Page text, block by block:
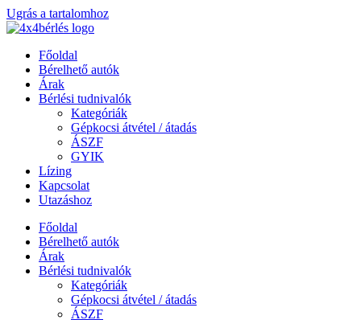
Ugrás a tartalomhoz
Főoldal
Bérelhető autók
Árak
Bérlési tudnivalók
Kategóriák
Gépkocsi átvétel / átadás
ÁSZF
GYIK
Lízing
Kapcsolat
Utazáshoz
Főoldal
Bérelhető autók
Árak
Bérlési tudnivalók
Kategóriák
Gépkocsi átvétel / átadás
ÁSZF